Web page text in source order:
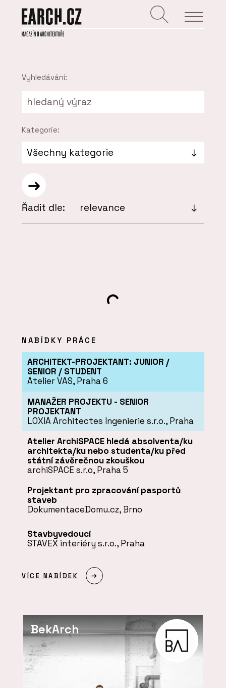
Vyhledávání:
Kategorie:
Řadit dle:
NABÍDKY PRÁCE
ARCHITEKT-PROJEKTANT: JUNIOR /
SENIOR / STUDENT
Atelier VAS, Praha 6
MANAŽER PROJEKTU - SENIOR
PROJEKTANT
LOXIA Architectes Ingenierie s.r.o., Praha
Atelier ArchiSPACE hledá absolventa/ku
architekta/ku nebo studenta/ku před
státní závěrečnou zkouškou
archiSPACE s.r.o, Praha 5
Projektant pro zpracování pasportů
staveb
DokumentaceDomu.cz, Brno
Stavbyvedoucí
STAVEX interiéry s.r.o., Praha
VÍCE NABÍDEK
BekArch